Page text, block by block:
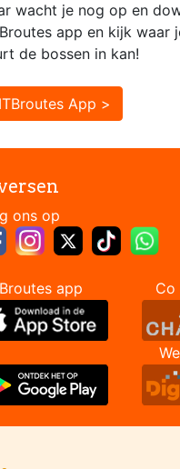
wacht je nog op en
app en kijk waar
de bossen in kan!
App >
ons op
app Co